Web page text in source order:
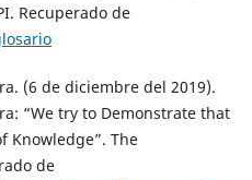
Recuperado de
(6 de diciembre del 2019).
“We try to Demonstrate that
Knowledge”. The
de